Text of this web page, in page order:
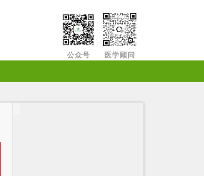
公众号 医学顾问